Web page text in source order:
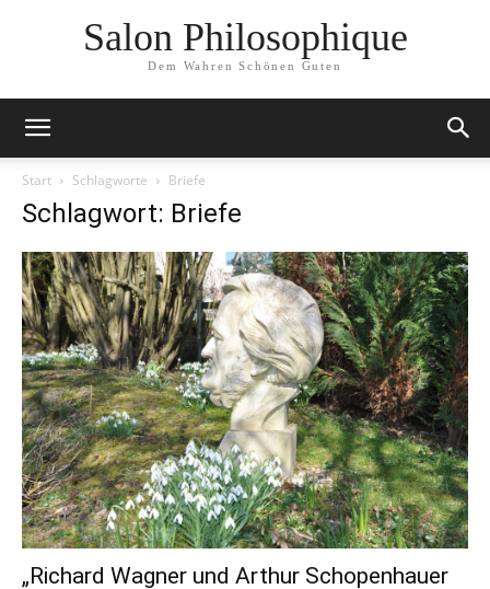
Salon Philosophique
Dem Wahren Schönen Guten
Start Schlagworte Briefe
Schlagwort: Briefe
„Richard Wagner und Arthur Schopenhauer